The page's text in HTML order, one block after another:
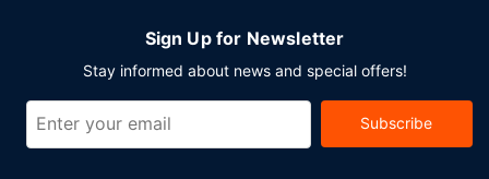
Sign Up for Newsletter
Stay informed about news and special offers!
Subscribe